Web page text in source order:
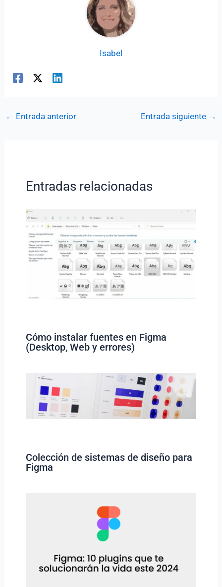
Isabel
← Entrada anterior Entrada siguiente →
Entradas relacionadas
Cómo instalar fuentes en Figma
(Desktop, Web y errores)
Colección de sistemas de diseño para
Figma